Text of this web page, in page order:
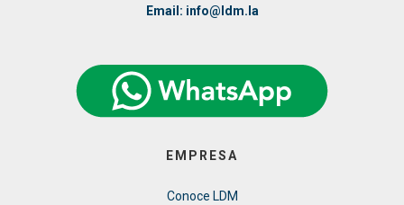
Email: info@ldm.la
EMPRESA
Conoce LDM